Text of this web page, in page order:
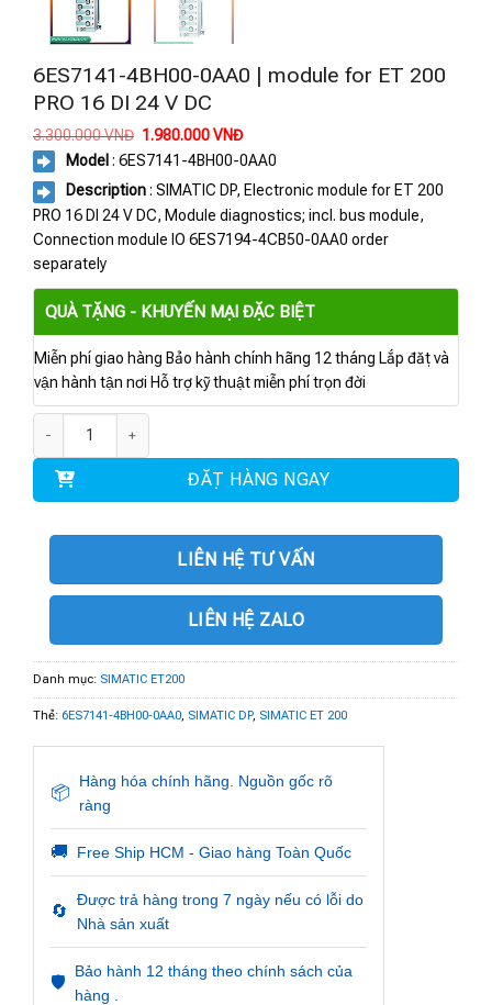
6ES7141-4BH00-0AA0 | module for ET 200
PRO 16 DI 24 V DC
3.300.000VNĐ Giá
là:
3.300.000 VNĐ.
1.980.000VNĐGiá
tại
là:
1.980.000 VNĐ.
Model : 6ES7141-4BH00-0AA0
Description: SIMATIC DP, Electronic module for ET 200
PRO 16 DI 24 V DC, Module diagnostics; incl. bus module,
Connection module IO 6ES7194-4CB50-0AA0 order
separately
QUÀ TẶNG - KHUYẾN MẠI ĐẶC BIỆT
Miễn phí giao hàng Bảo hành chính hãng 12 tháng Lắp đặt và
vận hành tận nơi Hỗ trợ kỹ thuật miễn phí trọn đời
ĐẶT HÀNG NGAY
LIÊN HỆ TƯ VẤN
LIÊN HỆ ZALO
Danh mục: SIMATIC ET200
Thẻ: 6ES7141-4BH00-0AA0, SIMATIC DP, SIMATIC ET 200
📦
Hàng hóa chính hãng. Nguồn gốc rõ
ràng
🚚 Free Ship HCM - Giao hàng Toàn Quốc
🔄
Được trả hàng trong 7 ngày nếu có lỗi do
Nhà sản xuất
🛡️
Bảo hành 12 tháng theo chính sách của
hàng .